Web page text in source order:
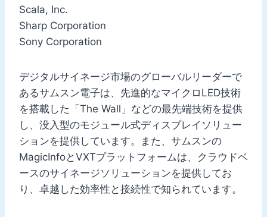
Scala, Inc.
Sharp Corporation
Sony Corporation
デジタルサイネージ市場のグローバルリーダーで
あるサムスン電子は、先進的なマイクロLED技術
を搭載した「The Wall」などの最先端技術を提供
し、没入型のモジュール式ディスプレイソリュー
ションを提供しています。また、サムスンの
MagicInfoとVXTプラットフォームは、クラウドベ
ースのサイネージソリューションを提供してお
り、卓越した効率性と接続性で知られています。